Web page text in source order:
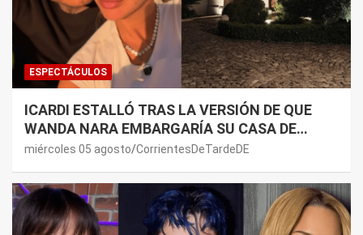
ESPECTÁCULOS
ICARDI ESTALLÓ TRAS LA VERSIÓN DE QUE
WANDA NARA EMBARGARÍA SU CASA DE
NORDELTA: “NECESITAN RASCAR DE ALGÚN
miércoles 05 agosto CorrientesDeTardeDE